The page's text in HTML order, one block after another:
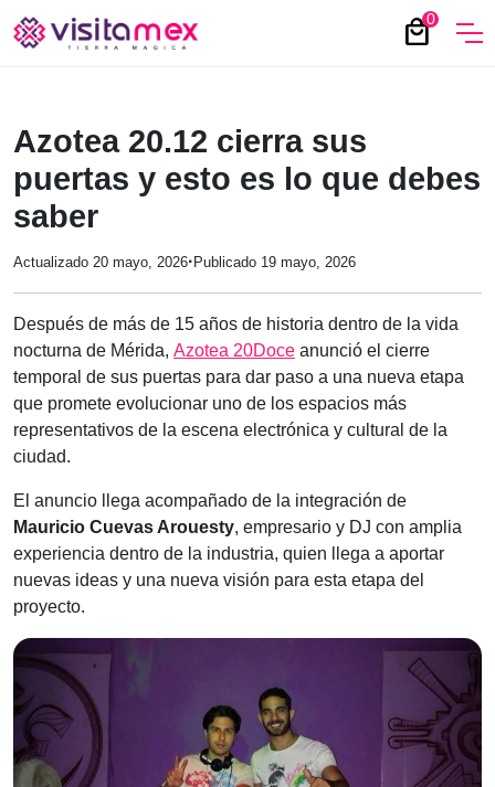
0
local_mall
Azotea 20.12 cierra sus
puertas y esto es lo que debes
saber
Actualizado 20 mayo, 2026·Publicado 19 mayo, 2026
Después de más de 15 años de historia dentro de la vida
nocturna de Mérida, Azotea 20Doce anunció el cierre
temporal de sus puertas para dar paso a una nueva etapa
que promete evolucionar uno de los espacios más
representativos de la escena electrónica y cultural de la
ciudad.
El anuncio llega acompañado de la integración de
Mauricio Cuevas Arouesty, empresario y DJ con amplia
experiencia dentro de la industria, quien llega a aportar
nuevas ideas y una nueva visión para esta etapa del
proyecto.